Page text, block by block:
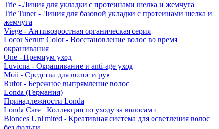
Trie - Линия для укладки с протеинами шелка и жемчуга
Trie Tuner - Линия для базовой укладки с протеинами шелка и
жемчуга
Viege - Антивозростная органическая серия
Locor Serum Color - Восстановление волос во время
окрашивания
One - Премиум уход
Luviona - Окрашивание и anti-age уход
Moii - Средства для волос и рук
Rufor - Бережное выпрямление волос
Londa (Германия)
Принадлежности Londa
Londa Care - Коллекция по уходу за волосами
Blondes Unlimited - Креативная система для осветления волос
без фольги